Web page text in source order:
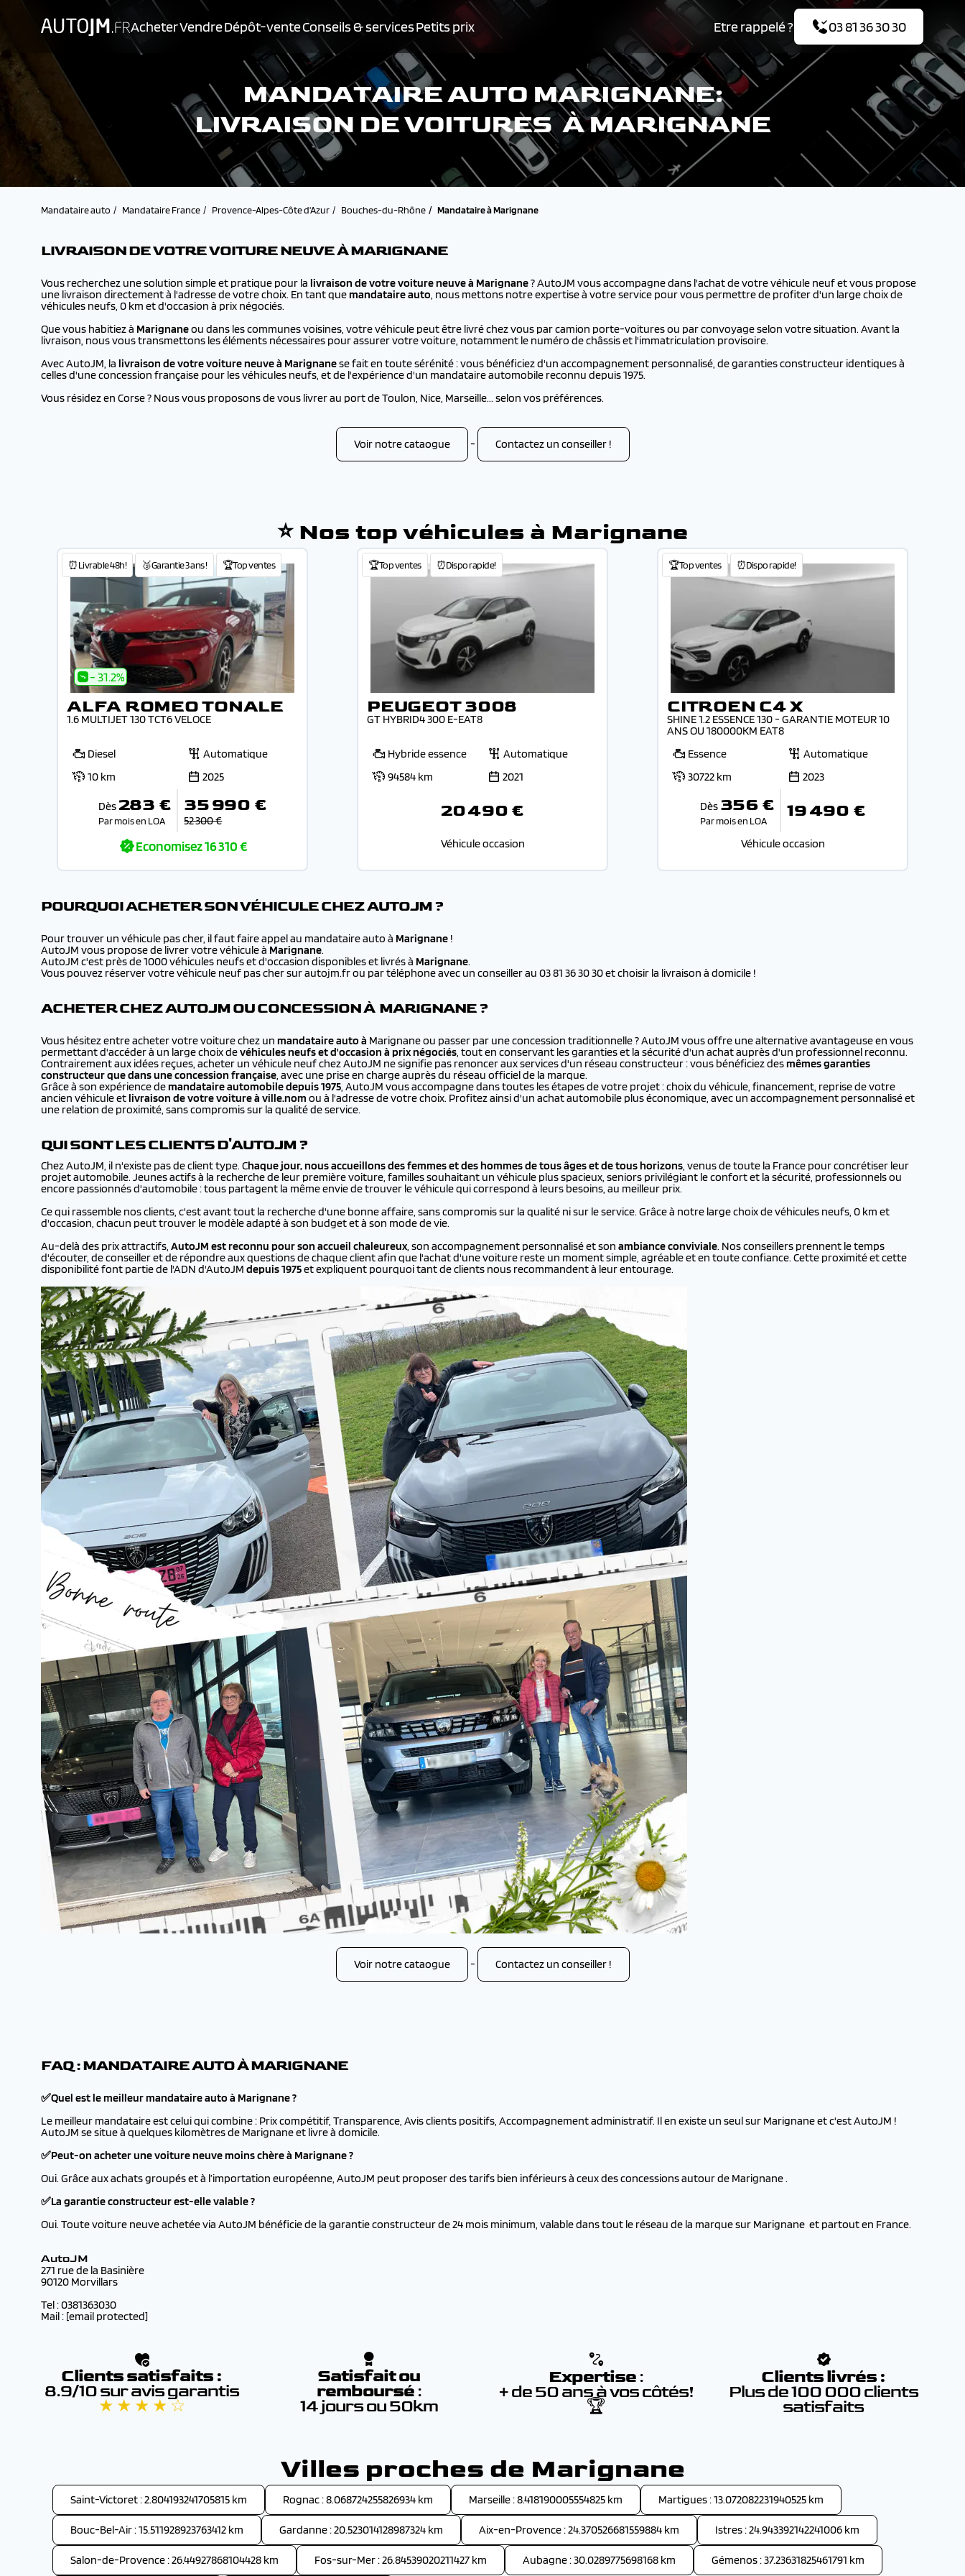
AcheterVendreDépôt-venteConseils & servicesPetits prix Etre rappelé ? 03 81 36 30 30
MANDATAIRE AUTO MARIGNANE:
LIVRAISON DE VOITURES À MARIGNANE
Mandataire auto Mandataire France Provence-Alpes-Côte d'Azur Bouches-du-Rhône Mandataire à Marignane
LIVRAISON DE VOTRE VOITURE NEUVE À MARIGNANE
Vous recherchez une solution simple et pratique pour la livraison de votre voiture neuve à Marignane? AutoJM vous accompagne dans l'achat de votre véhicule neuf et vous propose
une livraison directement à l'adresse de votre choix. En tant quemandataire auto, nous mettons notre expertise à votre service pour vous permettre de profiter d'un large choix de
véhicules neufs, 0 km et d'occasion à prix négociés.
Que vous habitiez à Marignaneou dans les communes voisines, votre véhicule peut être livré chez vous par camion porte-voitures ou par convoyage selon votre situation. Avant la
livraison, nous vous transmettons les éléments nécessaires pour assurer votre voiture, notamment le numéro de châssis et l'immatriculation provisoire.
Avec AutoJM, la livraison de votre voiture neuve à Marignanese fait en toute sérénité : vous bénéficiez d'un accompagnement personnalisé, de garanties constructeur identiques à
celles d'une concession française pour les véhicules neufs, et de l'expérience d'un mandataire automobile reconnu depuis 1975.
Vous résidez en Corse ? Nous vous proposons de vous livrer au port de Toulon, Nice, Marseille... selon vos préférences.
Voir notre cataogue - Contactez un conseiller !
⭐ Nos top véhicules à Marignane
⏰Livrable 48h! 🥉Garantie 3 ans ! 🏆Top ventes
- 31.2%
ALFA ROMEO TONALE
1.6 MULTIJET 130 TCT6 VELOCE
Diesel
Automatique
10 km
2025
Dès 283 €
Par mois en LOA
35 990 €
52 300 €
Economisez16 310 €
🏆Top ventes ⏰Dispo rapide!
PEUGEOT 3008
GT HYBRID4 300 E-EAT8
Hybride essence
Automatique
94584 km
2021
20 490 €
Véhicule occasion
🏆Top ventes ⏰Dispo rapide!
CITROEN C4 X
SHINE 1.2 ESSENCE 130 - GARANTIE MOTEUR 10
ANS OU 180000KM EAT8
Essence
Automatique
30722 km
2023
Dès 356 €
Par mois en LOA 19 490 €
Véhicule occasion
POURQUOI ACHETER SON VÉHICULE CHEZ AUTOJM ?
Pour trouver un véhicule pas cher, il faut faire appel au mandataire auto à Marignane !
AutoJM vous propose de livrer votre véhicule à Marignane.
AutoJM c'est près de 1000 véhicules neufs et d'occasion disponibles et livrés à Marignane.
Vous pouvez réserver votre véhicule neuf pas cher sur autojm.fr ou par téléphone avec un conseiller au 03 81 36 30 30 et choisir la livraison à domicile !
ACHETER CHEZ AUTOJM OU CONCESSION À MARIGNANE ?
Vous hésitez entre acheter votre voiture chez un mandataire auto à Marignane ou passer par une concession traditionnelle ? AutoJM vous offre une alternative avantageuse en vous
permettant d'accéder à un large choix devéhicules neufs et d'occasion à prix négociés, tout en conservant les garanties et la sécurité d'un achat auprès d'un professionnel reconnu.
Contrairement aux idées reçues, acheter un véhicule neuf chez AutoJM ne signifie pas renoncer aux services d'un réseau constructeur : vous bénéficiez desmêmes garanties
constructeur que dans une concession française, avec une prise en charge auprès du réseau officiel de la marque.
Grâce à son expérience demandataire automobile depuis 1975, AutoJM vous accompagne dans toutes les étapes de votre projet : choix du véhicule, financement, reprise de votre
ancien véhicule etlivraison de votre voiture à ville.nom ou à l'adresse de votre choix. Profitez ainsi d'un achat automobile plus économique, avec un accompagnement personnalisé et
une relation de proximité, sans compromis sur la qualité de service.
QUI SONT LES CLIENTS D'AUTOJM ?
Chez AutoJM, il n'existe pas de client type. Chaque jour, nous accueillons des femmes et des hommes de tous âges et de tous horizons, venus de toute la France pour concrétiser leur
projet automobile. Jeunes actifs à la recherche de leur première voiture, familles souhaitant un véhicule plus spacieux, seniors privilégiant le confort et la sécurité, professionnels ou
encore passionnés d'automobile : tous partagent la même envie de trouver le véhicule qui correspond à leurs besoins, au meilleur prix.
Ce qui rassemble nos clients, c'est avant tout la recherche d'une bonne affaire, sans compromis sur la qualité ni sur le service. Grâce à notre large choix de véhicules neufs, 0 km et
d'occasion, chacun peut trouver le modèle adapté à son budget et à son mode de vie.
Au-delà des prix attractifs, AutoJM est reconnu pour son accueil chaleureux, son accompagnement personnalisé et son ambiance conviviale. Nos conseillers prennent le temps
d'écouter, de conseiller et de répondre aux questions de chaque client afin que l'achat d'une voiture reste un moment simple, agréable et en toute confiance. Cette proximité et cette
disponibilité font partie de l'ADN d'AutoJM depuis 1975et expliquent pourquoi tant de clients nous recommandent à leur entourage.
Voir notre cataogue - Contactez un conseiller !
FAQ : MANDATAIRE AUTO À MARIGNANE
✅Quel est le meilleur mandataire auto à Marignane ?
Le meilleur mandataire est celui qui combine : Prix compétitif, Transparence, Avis clients positifs, Accompagnement administratif. Il en existe un seul sur Marignane et c'est AutoJM !
AutoJM se situe à quelques kilomètres de Marignane et livre à domicile.
✅Peut-on acheter une voiture neuve moins chère à Marignane ?
Oui. Grâce aux achats groupés et à l’importation européenne, AutoJM peut proposer des tarifs bien inférieurs à ceux des concessions autour de Marignane .
✅La garantie constructeur est-elle valable ?
Oui. Toute voiture neuve achetée via AutoJM bénéficie de la garantie constructeur de 24 mois minimum, valable dans tout le réseau de la marque sur Marignane et partout en France.
AutoJM
271 rue de la Basinière
90120 Morvillars
Tel : 0381363030
Mail : [email protected]
Clients satisfaits :
8.9/10 sur avis garantis
★ ★ ★ ★ ☆
Satisfait ou
remboursé :
14 jours ou 50km
Expertise :
+ de 50 ans à vos côtés!
🏆
Clients livrés :
Plus de 100 000 clients
satisfaits
Villes proches de Marignane
Saint-Victoret : 2.804193241705815 km Rognac : 8.068724255826934 km Marseille : 8.418190005554825 km Martigues : 13.072082231940525 km
Bouc-Bel-Air : 15.511928923763412 km Gardanne : 20.523014128987324 km Aix-en-Provence : 24.370526681559884 km Istres : 24.943392142241006 km
Salon-de-Provence : 26.44927868104428 km Fos-sur-Mer : 26.84539020211427 km Aubagne : 30.0289775698168 km Gémenos : 37.23631825461791 km